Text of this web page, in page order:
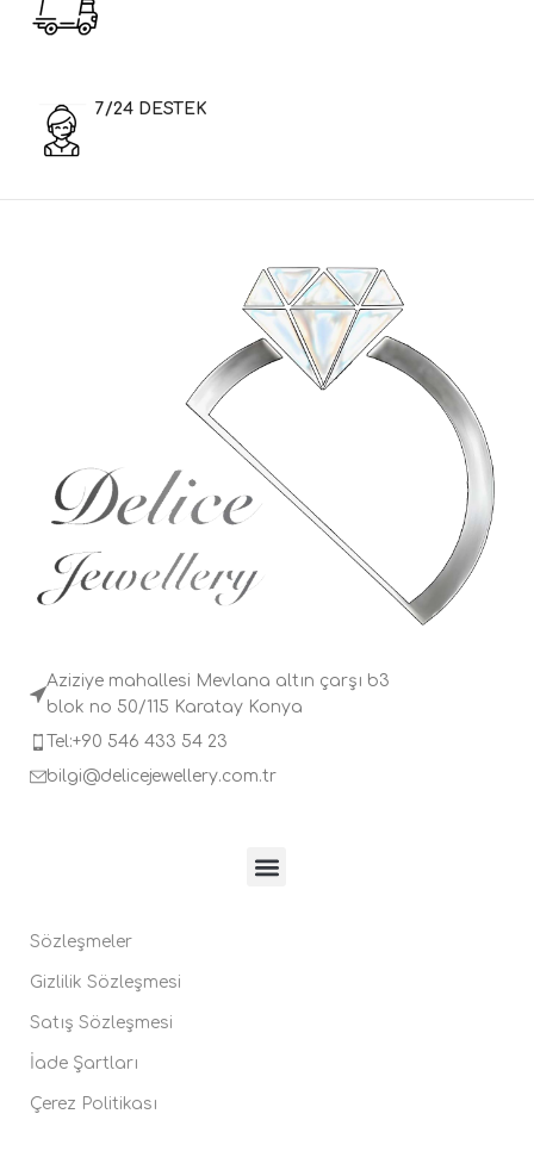
7/24 DESTEK
Aziziye mahallesi Mevlana altın çarşı b3
blok no 50/115 Karatay Konya
Tel:+90 546 433 54 23
bilgi@delicejewellery.com.tr
Sözleşmeler
Gizlilik Sözleşmesi
Satış Sözleşmesi
İade Şartları
Çerez Politikası